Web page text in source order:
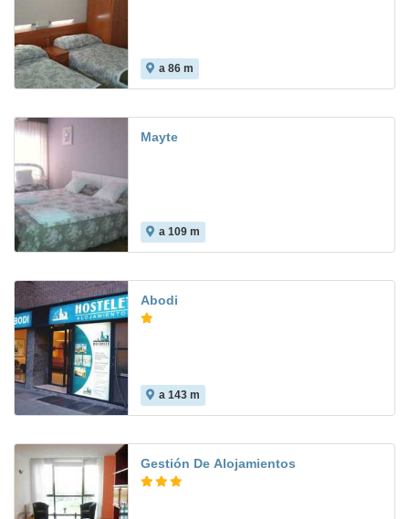
a 86 m
Mayte
a 109 m
Abodi
a 143 m
Gestión De Alojamientos